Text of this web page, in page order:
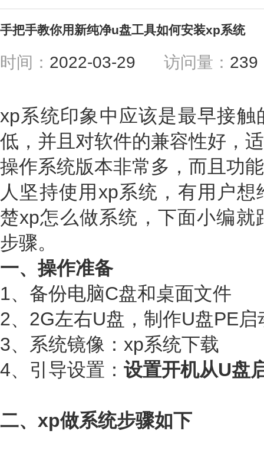
手把手教你用新纯净u盘工具如何安装xp系统
时间： 2022-03-29 访问量：
xp系统印象中应该是最早接
低，并且对软件的兼容性好，
操作系统版本非常多，而且功
人坚持使用xp系统，有用户
楚xp怎么做系统，下面小编
步骤。
一、操作准备
1、备份电脑C盘和桌面文件
2、2G左右U盘， 制作U盘PE启
3、系统镜像： xp系统下载
4、引导设置： 设置开机从U盘
二、xp做系统步骤如下